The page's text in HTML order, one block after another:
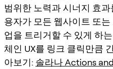
범위한 노력과 시너지 효
용자가 모든 웹사이트 또
업을 트리거할 수 있게 하
체인 UX를 링크 클릭만큼
아보기: 솔라나 Actions